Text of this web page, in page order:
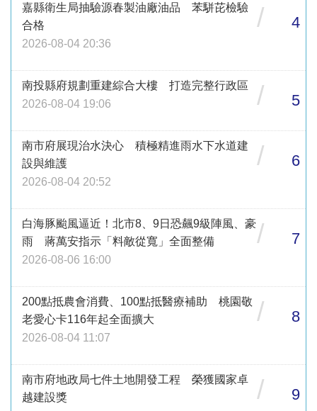
嘉縣衛生局抽驗源春製油廠油品 苯駢芘檢驗
合格
2026-08-04 20:36
/ 4
南投縣府規劃重建綜合大樓 打造完整行政區
2026-08-04 19:06
/ 5
南市府展現治水決心 積極精進雨水下水道建
設與維護
2026-08-04 20:52
/ 6
白海豚颱風逼近！北市8、9日恐飆9級陣風、豪
雨 蔣萬安指示「料敵從寬」全面整備
2026-08-06 16:00
/ 7
200點抵農會消費、100點抵醫療補助 桃園敬
老愛心卡116年起全面擴大
2026-08-04 11:07
/ 8
南市府地政局七件土地開發工程 榮獲國家卓
越建設獎
/ 9